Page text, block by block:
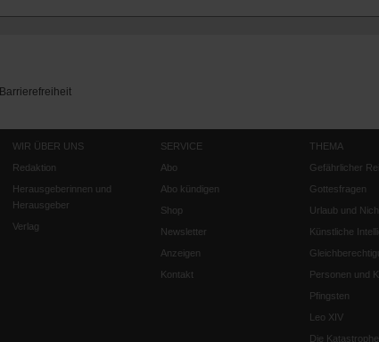
Barrierefreiheit
WIR ÜBER UNS
Redaktion
Herausgeberinnen und
Herausgeber
Verlag
SERVICE
Abo
Abo kündigen
Shop
Newsletter
Anzeigen
Kontakt
THEMA
Gefährlicher
Gottesfragen
Urlaub und
Künstliche
Personen und
Pfingsten
Leo XIV
Die